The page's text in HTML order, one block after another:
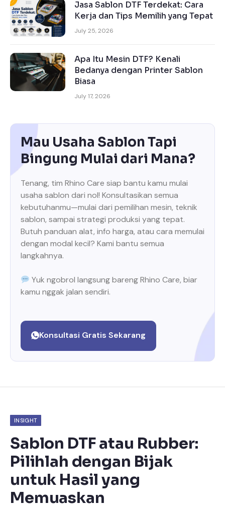
Jasa Sablon DTF Terdekat: Cara
Kerja dan Tips Memilih yang Tepat
July 25, 2026
Apa Itu Mesin DTF? Kenali
Bedanya dengan Printer Sablon
Biasa
July 17, 2026
Mau Usaha Sablon Tapi
Bingung Mulai dari Mana?
Tenang, tim Rhino Care siap bantu kamu mulai
usaha sablon dari nol! Konsultasikan semua
kebutuhanmu—mulai dari pemilihan mesin, teknik
sablon, sampai strategi produksi yang tepat.
Butuh panduan alat, info harga, atau cara memulai
dengan modal kecil? Kami bantu semua
langkahnya.
Yuk ngobrol langsung bareng Rhino Care, biar
kamu nggak jalan sendiri.
Konsultasi Gratis Sekarang
INSIGHT
Sablon DTF atau Rubber:
Pilihlah dengan Bijak
untuk Hasil yang
Memuaskan